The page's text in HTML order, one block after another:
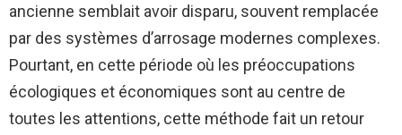
ancienne semblait avoir disparu, souvent remplacée
par des systèmes d’arrosage modernes complexes.
Pourtant, en cette période où les préoccupations
écologiques et économiques sont au centre de
toutes les attentions, cette méthode fait un retour